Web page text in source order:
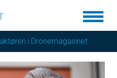
i Dronemagasinet